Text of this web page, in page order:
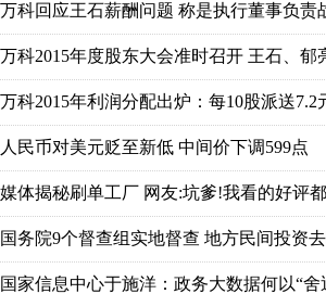
万科回应王石薪酬问题 称是执行董事负责
万科2015年度股东大会准时召开 王石、郁
万科2015年利润分配出炉：每10股派送7.2
人民币对美元贬至新低 中间价下调599点
媒体揭秘刷单工厂 网友:坑爹!我看的好评
国务院9个督查组实地督查 地方民间投资
国家信息中心于施洋：政务大数据何以“舍